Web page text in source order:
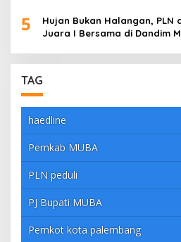
5
Hujan Bukan Halangan, PLN
Juara I Bersama di Dandim
TAG
haedline
Pemkab MUBA
PLN peduli
PJ Bupati MUBA
Pemkot kota palembang